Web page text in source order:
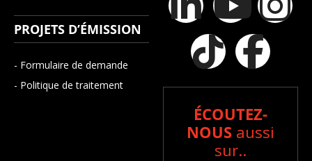
PROJETS D’ÉMISSION
- Formulaire de demande
- Politique de traitement
ÉCOUTEZ-
NOUS aussi
sur..